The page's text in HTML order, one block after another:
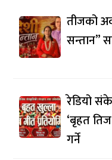
तीजको
सन्तान”
रेडियो
‘बृहत
गर्ने